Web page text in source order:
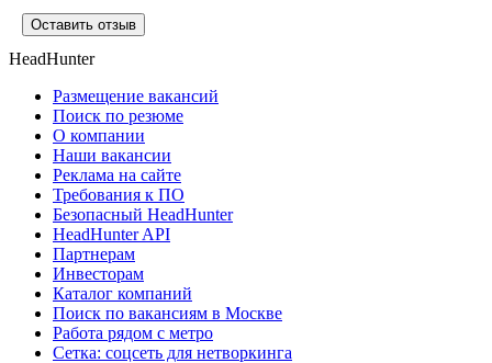
Оставить отзыв
HeadHunter
Размещение вакансий
Поиск по резюме
О компании
Наши вакансии
Реклама на сайте
Требования к ПО
Безопасный HeadHunter
HeadHunter API
Партнерам
Инвесторам
Каталог компаний
Поиск по вакансиям в Москве
Работа рядом с метро
Сетка: соцсеть для нетворкинга